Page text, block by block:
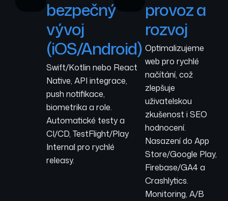
bezpečný
vývoj
(iOS/Android)
Swift/Kotlin nebo React
Native, API integrace,
push notifikace,
biometrika a role.
Automatické testy a
CI/CD, TestFlight/Play
Internal pro rychlé
releasy.
provoz a
rozvoj
Optimalizujeme
web pro rychlé
načítání, což
zlepšuje
uživatelskou
zkušenost i SEO
hodnocení.
Nasazení do App
Store/Google Play,
Firebase/GA4 a
Crashlytics.
Monitoring, A/B